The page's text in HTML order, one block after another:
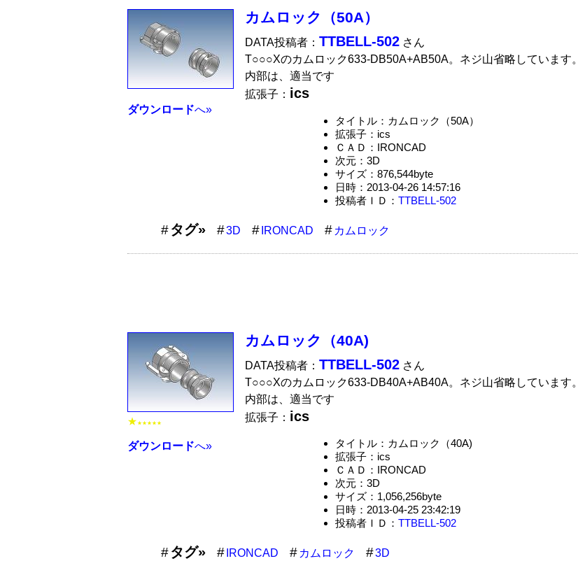
ダウンロードへ»
カムロック（50A）
DATA投稿者： TTBELL-502 さん
T○○○Xのカムロック633-DB50A+AB50A。ネジ山省略しています。
内部は、適当です
拡張子： ics
タイトル：カムロック（50A）
拡張子：ics
ＣＡＤ：IRONCAD
次元：3D
サイズ：876,544byte
日時：2013-04-26 14:57:16
投稿者ＩＤ： TTBELL-502
タグ» 3D IRONCAD カムロック
★ ★★★★★
ダウンロードへ»
カムロック（40A)
DATA投稿者： TTBELL-502 さん
T○○○Xのカムロック633-DB40A+AB40A。ネジ山省略しています。
内部は、適当です
拡張子： ics
タイトル：カムロック（40A)
拡張子：ics
ＣＡＤ：IRONCAD
次元：3D
サイズ：1,056,256byte
日時：2013-04-25 23:42:19
投稿者ＩＤ： TTBELL-502
タグ» IRONCAD カムロック 3D